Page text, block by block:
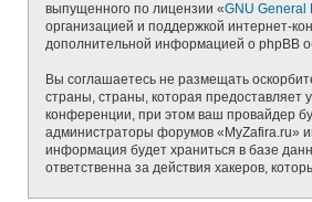
выпущенного по лицензии «GNU General
организацией и поддержкой интернет-
дополнительной информацией о phpBB
Вы соглашаетесь не размещать
страны, страны, которая
конференции, при этом ваш провайдер
администраторы форумов «MyZafira.ru»
информация будет храниться в базе
ответственна за действия хакеров,